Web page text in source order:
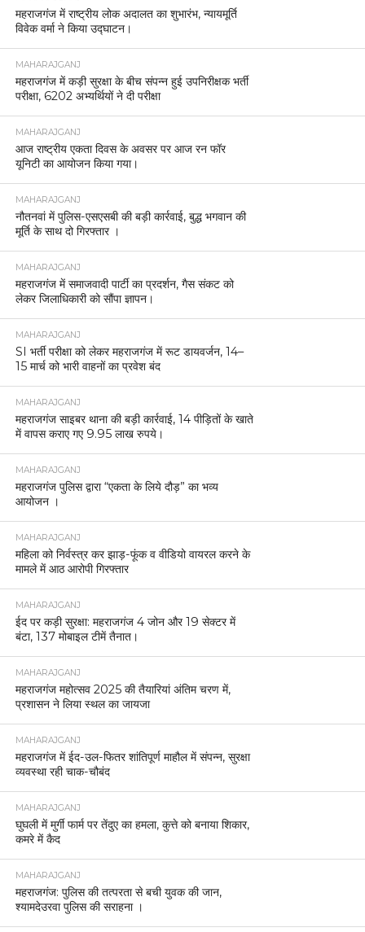
महराजगंज में राष्ट्रीय लोक अदालत का शुभारंभ, न्यायमूर्ति
विवेक वर्मा ने किया उद्घाटन।
MAHARAJGANJ
महराजगंज में कड़ी सुरक्षा के बीच संपन्न हुई उपनिरीक्षक भर्ती
परीक्षा, 6202 अभ्यर्थियों ने दी परीक्षा
MAHARAJGANJ
आज राष्ट्रीय एकता दिवस के अवसर पर आज रन फॉर
यूनिटी का आयोजन किया गया।
MAHARAJGANJ
नौतनवां में पुलिस-एसएसबी की बड़ी कार्रवाई, बुद्ध भगवान की
मूर्ति के साथ दो गिरफ्तार ।
MAHARAJGANJ
महराजगंज में समाजवादी पार्टी का प्रदर्शन, गैस संकट को
लेकर जिलाधिकारी को सौंपा ज्ञापन।
MAHARAJGANJ
SI भर्ती परीक्षा को लेकर महराजगंज में रूट डायवर्जन, 14–
15 मार्च को भारी वाहनों का प्रवेश बंद
MAHARAJGANJ
महराजगंज साइबर थाना की बड़ी कार्रवाई, 14 पीड़ितों के खाते
में वापस कराए गए 9.95 लाख रुपये।
MAHARAJGANJ
महराजगंज पुलिस द्वारा “एकता के लिये दौड़” का भव्य
आयोजन ।
MAHARAJGANJ
महिला को निर्वस्त्र कर झाड़-फूंक व वीडियो वायरल करने के
मामले में आठ आरोपी गिरफ्तार
MAHARAJGANJ
ईद पर कड़ी सुरक्षा: महराजगंज 4 जोन और 19 सेक्टर में
बंटा, 137 मोबाइल टीमें तैनात।
MAHARAJGANJ
महराजगंज महोत्सव 2025 की तैयारियां अंतिम चरण में,
प्रशासन ने लिया स्थल का जायजा
MAHARAJGANJ
महराजगंज में ईद-उल-फितर शांतिपूर्ण माहौल में संपन्न, सुरक्षा
व्यवस्था रही चाक-चौबंद
MAHARAJGANJ
घुघली में मुर्गी फार्म पर तेंदुए का हमला, कुत्ते को बनाया शिकार,
कमरे में कैद
MAHARAJGANJ
महराजगंज: पुलिस की तत्परता से बची युवक की जान,
श्यामदेउरवा पुलिस की सराहना ।